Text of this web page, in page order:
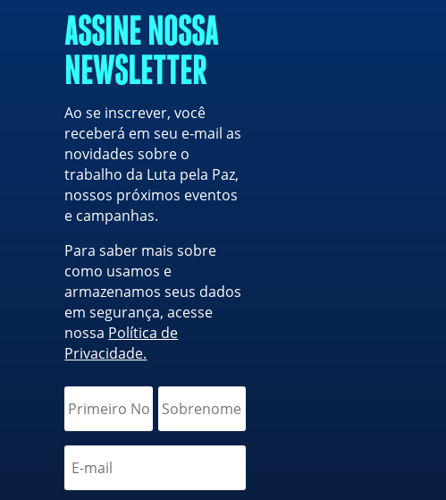
ASSINE NOSSA
NEWSLETTER
Ao se inscrever, você
receberá em seu e-mail as
novidades sobre o
trabalho da Luta pela Paz,
nossos próximos eventos
e campanhas.
Para saber mais sobre
como usamos e
armazenamos seus dados
em segurança, acesse
nossa Política de
Privacidade.